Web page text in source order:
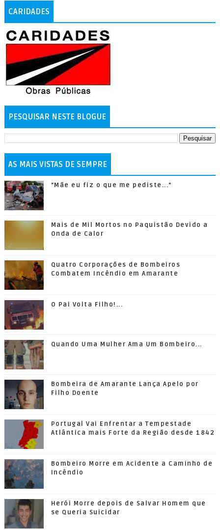
CARIDADES
PESQUISAR NESTE BLOGUE
AS MAIS VISTAS DE SEMPRE
"Mãe eu fiz o que me pediste..."
Mais de Mil Mortos no Paquistão Devido a
Onda de Calor
Quatro Corporações de Bombeiros
Combatem Incêndio em Amarante
O Pai Volta Filho!...
Quando Uma Mulher Ama Um Bombeiro...
Bombeira de Amarante Lança Apelo por
Filho Doente
Portugal Vai Enfrentar a Tempestade
Atlântica mais Forte da Região desde 1842
Bombeiro Morre em Acidente a Caminho de
Incêndio
Herói Morre depois de Salvar Homem que
se Queria Suicidar